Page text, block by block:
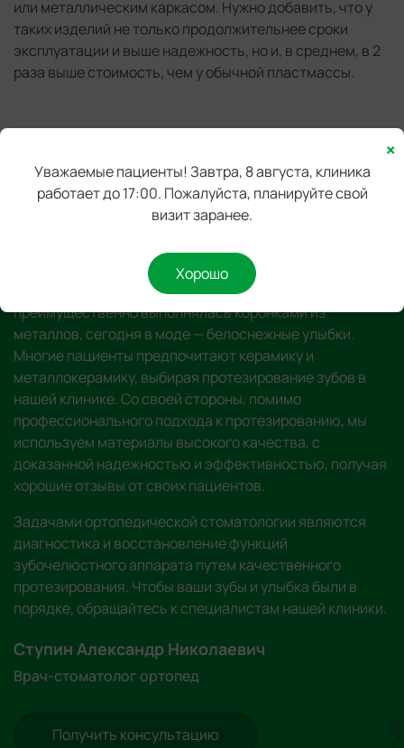
×
Уважаемые пациенты! Завтра, 8 августа, клиника
работает до 17:00. Пожалуйста, планируйте свой
визит заранее.
Хорошо
или металлическим каркасом. Нужно добавить, что у
таких изделий не только продолжительнее сроки
эксплуатации и выше надежность, но и, в среднем, в 2
раза выше стоимость, чем у обычной пластмассы.
“
Если еще недавно реставрация зубов
преимущественно выполнялась коронками из
металлов, сегодня в моде — белоснежные улыбки.
Многие пациенты предпочитают керамику и
металлокерамику, выбирая протезирование зубов в
нашей клинике. Со своей стороны, помимо
профессионального подхода к протезированию, мы
используем материалы высокого качества, с
доказанной надежностью и эффективностью, получая
хорошие отзывы от своих пациентов.
Задачами ортопедической стоматологии являются
диагностика и восстановление функций
зубочелюстного аппарата путем качественного
протезирования. Чтобы ваши зубы и улыбка были в
порядке, обращайтесь к специалистам нашей клиники.
Ступин Александр Николаевич
Врач-стоматолог ортопед
Получить консультацию